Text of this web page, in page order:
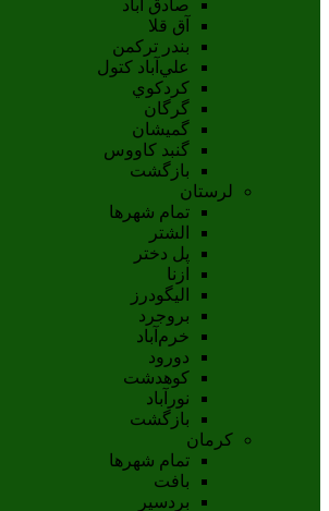
صادق آباد
آق قلا
بندر ترکمن
علي‌آباد کتول
کردکوي
گرگان
گميشان
گنبد کاووس
بازگشت
لرستان
تمام شهر‌ها
الشتر
پل دختر
ازنا
اليگودرز
بروجرد
خرم‌آباد
دورود
کوهدشت
نورآباد
بازگشت
کرمان
تمام شهر‌ها
بافت
بردسیر